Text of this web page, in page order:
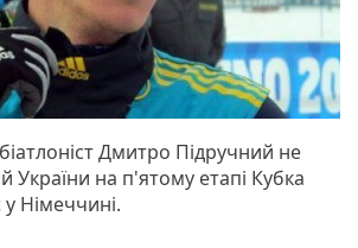
Дмитро Підручний не
України на п'ятому етапі Кубка
у Німеччині.